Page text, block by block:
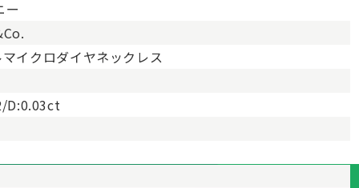
ー
イクロダイヤネックレス
D:0.03ct